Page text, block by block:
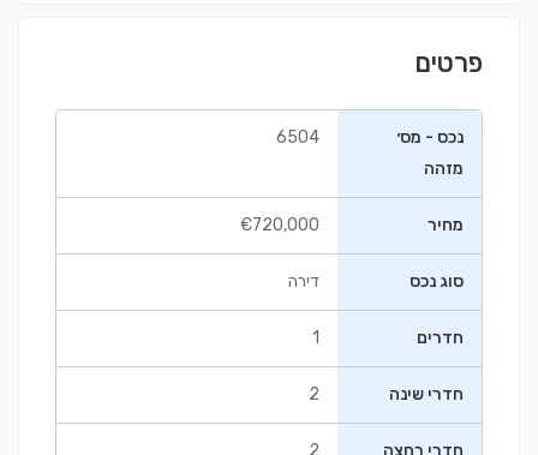
פרטים
נכס - מס׳
מזהה
6504
מחיר €720,000
סוג נכס דירה
חדרים 1
חדרי שינה 2